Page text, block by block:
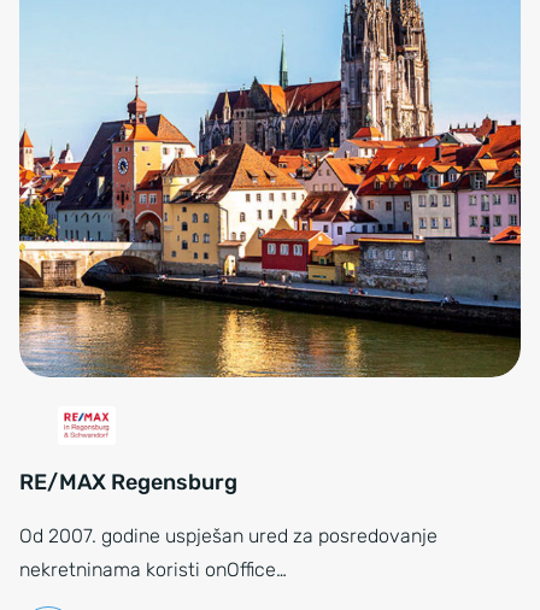
RE/MAX Regensburg
Od 2007. godine uspješan ured za posredovanje
nekretninama koristi onOffice…